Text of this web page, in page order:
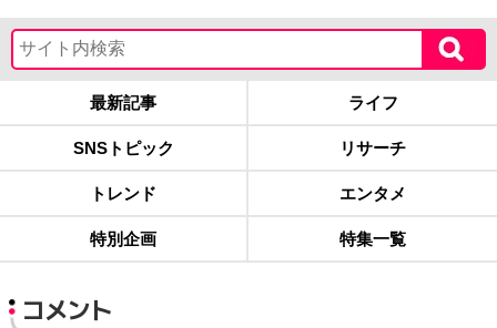
最新記事 ライフ
SNSトピック リサーチ
トレンド エンタメ
特別企画 特集一覧
コメント